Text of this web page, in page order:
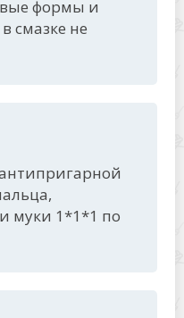
формы и
смазке не
муки 1*1*1 по